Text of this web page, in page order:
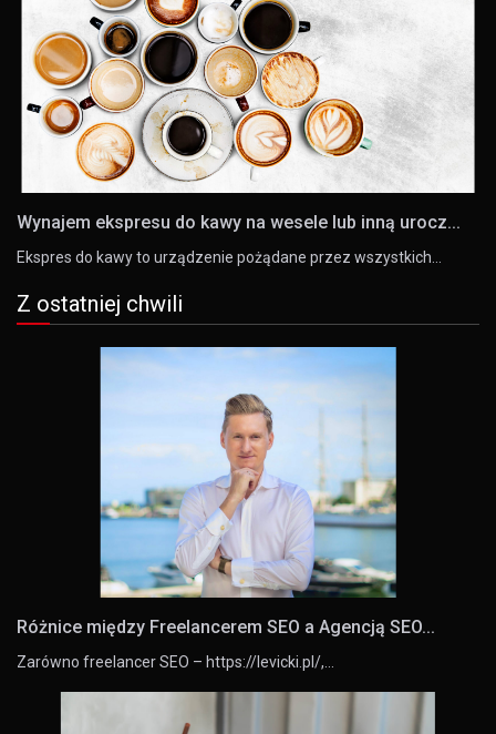
Wynajem ekspresu do kawy na wesele lub inną urocz...
Ekspres do kawy to urządzenie pożądane przez wszystkich…
Z ostatniej chwili
Różnice między Freelancerem SEO a Agencją SEO...
Zarówno freelancer SEO – https://levicki.pl/,…